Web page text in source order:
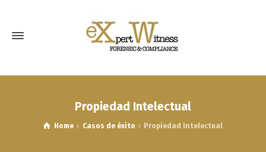
Propiedad Intelectual
Home Casos de éxito Propiedad Intelectual